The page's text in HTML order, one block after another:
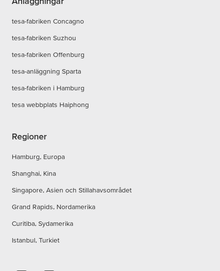
tesa-fabriken Concagno
tesa-fabriken Suzhou
tesa-fabriken Offenburg
tesa-anläggning Sparta
tesa-fabriken i Hamburg
tesa webbplats Haiphong
Regioner
Hamburg, Europa
Shanghai, Kina
Singapore, Asien och Stillahavsområdet
Grand Rapids, Nordamerika
Curitiba, Sydamerika
Istanbul, Turkiet